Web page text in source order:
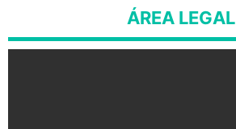
ÁREA LEGAL